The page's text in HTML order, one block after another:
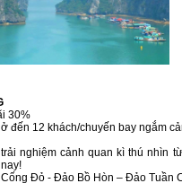
30%
đến 12 khách/chuyến bay ngắm
nghiệm cảnh quan kì thú nhìn
Đỏ - Đảo Bồ Hòn – Đảo Tuần